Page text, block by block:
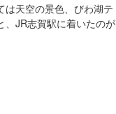
は天空の景色、びわ湖テ
、JR志賀駅に着いたのが